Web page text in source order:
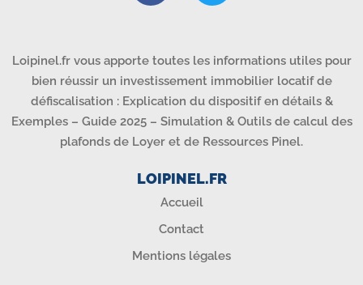
Loipinel.fr vous apporte toutes les informations utiles pour
bien réussir un investissement immobilier locatif de
défiscalisation : Explication du dispositif en détails &
Exemples – Guide 2025 – Simulation & Outils de calcul des
plafonds de Loyer et de Ressources Pinel.
LOIPINEL.FR
Accueil
Contact
Mentions légales